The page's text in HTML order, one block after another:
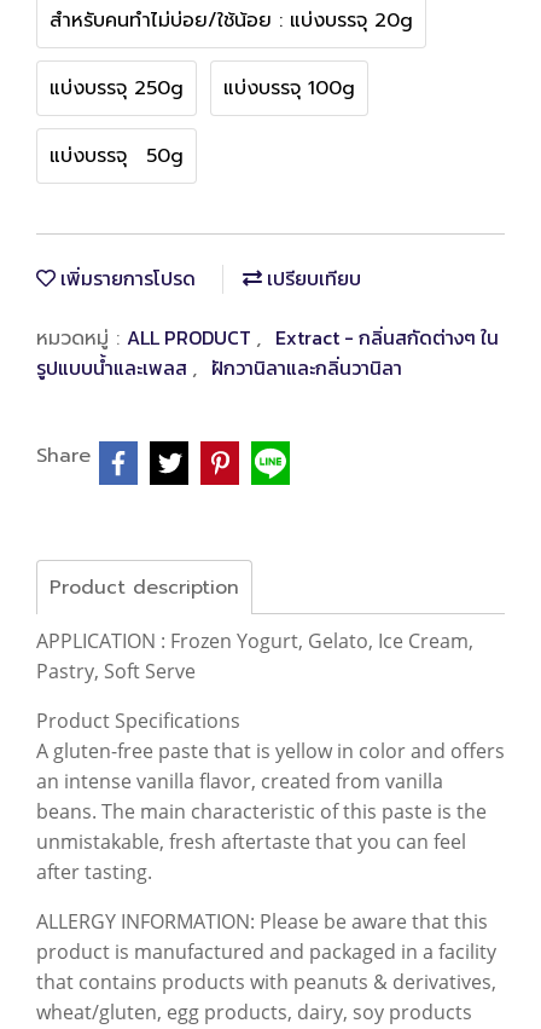
สำหรับคนทำไม่บ่อย/ใช้น้อย : แบ่งบรรจุ 20g
แบ่งบรรจุ 250g แบ่งบรรจุ 100g
แบ่งบรรจุ 50g
เพิ่มรายการโปรด เปรียบเทียบ
หมวดหมู่ : ALL PRODUCT , Extract - กลิ่นสกัดต่างๆ ใน
รูปแบบน้ำและเพลส , ฝักวานิลาและกลิ่นวานิลา
Share
Product description
APPLICATION : Frozen Yogurt, Gelato, Ice Cream,
Pastry, Soft Serve
Product Specifications
A gluten-free paste that is yellow in color and offers
an intense vanilla flavor, created from vanilla
beans. The main characteristic of this paste is the
unmistakable, fresh aftertaste that you can feel
after tasting.
ALLERGY INFORMATION: Please be aware that this
product is manufactured and packaged in a facility
that contains products with peanuts & derivatives,
wheat/gluten, egg products, dairy, soy products